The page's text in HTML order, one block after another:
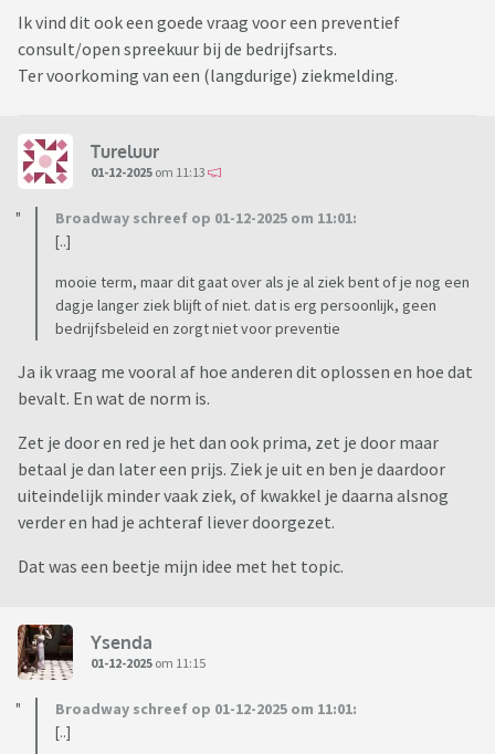
Ik vind dit ook een goede vraag voor een preventief
consult/open spreekuur bij de bedrijfsarts.
Ter voorkoming van een (langdurige) ziekmelding.
Tureluur
01-12-2025 om 11:13
Broadway schreef op 01-12-2025 om 11:01:
[..]
mooie term, maar dit gaat over als je al ziek bent of je nog een
dagje langer ziek blijft of niet. dat is erg persoonlijk, geen
bedrijfsbeleid en zorgt niet voor preventie
Ja ik vraag me vooral af hoe anderen dit oplossen en hoe dat
bevalt. En wat de norm is.
Zet je door en red je het dan ook prima, zet je door maar
betaal je dan later een prijs. Ziek je uit en ben je daardoor
uiteindelijk minder vaak ziek, of kwakkel je daarna alsnog
verder en had je achteraf liever doorgezet.
Dat was een beetje mijn idee met het topic.
Ysenda
01-12-2025 om 11:15
Broadway schreef op 01-12-2025 om 11:01:
[..]